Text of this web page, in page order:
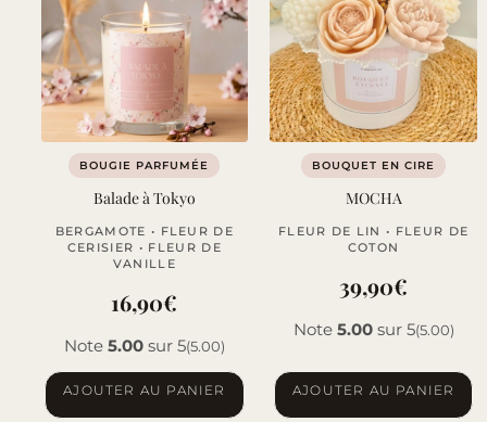
BOUGIE PARFUMÉE
Balade à Tokyo
BERGAMOTE • FLEUR DE
CERISIER • FLEUR DE
VANILLE
16,90€
Note 5.00sur 5(5.00)
AJOUTER AU PANIER
BOUQUET EN CIRE
MOCHA
FLEUR DE LIN • FLEUR DE
COTON
39,90€
Note 5.00sur 5(5.00)
AJOUTER AU PANIER